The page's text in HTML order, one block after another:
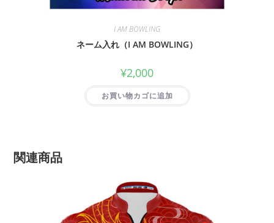
I AM BOWLING
ネーム入れ（I AM BOWLING）
¥2,000
お買い物カゴに追加
関連商品